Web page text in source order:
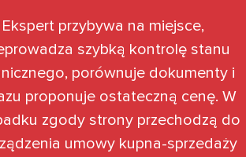
Ekspert przybywa na miejsce,
szybką kontrolę stanu
porównuje dokumenty i
proponuje ostateczną cenę. W
zgody strony przechodzą do
umowy kupna-sprzedaży